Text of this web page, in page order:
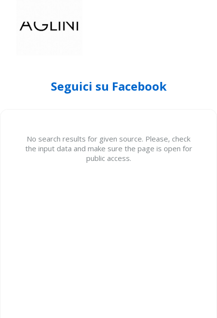
Seguici su Facebook
No search results for given source. Please, check
the input data and make sure the page is open for
public access.